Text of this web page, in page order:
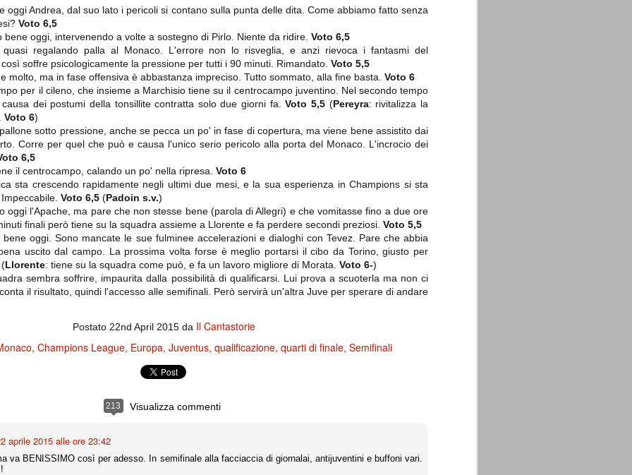
oggi Andrea, dal suo lato i pericoli si contano sulla punta delle dita. Come abbiamo fatto senza
Voto 6,5
bene oggi, intervenendo a volte a sostegno di Pirlo. Niente da ridire. Voto 6,5
regalando palla al Monaco. L'errore non lo risveglia, e anzi rievoca i fantasmi del
soffre psicologicamente la pressione per tutti i 90 minuti. Rimandato. Voto 5,5
molto, ma in fase offensiva è abbastanza impreciso. Tutto sommato, alla fine basta. Voto 6
per il cileno, che insieme a Marchisio tiene su il centrocampo juventino. Nel secondo tempo
dei postumi della tonsillite contratta solo due giorni fa.Voto 5,5 (Pereyra: rivitalizza la
Voto 6)
sotto pressione, anche se pecca un po' in fase di copertura, ma viene bene assistito dai
Corre per quel che può e causa l'unico serio pericolo alla porta del Monaco. L'incrocio dei
6,5
il centrocampo, calando un po' nella ripresa. Voto 6
sta crescendo rapidamente negli ultimi due mesi, e la sua esperienza in Champions si sta
Voto 6,5 (Padoin s.v.)
oggi l'Apache, ma pare che non stesse bene (parola di Allegri) e che vomitasse fino a due ore
finali però tiene su la squadra assieme a Llorente e fa perdere secondi preziosi. Voto 5,5
bene oggi. Sono mancate le sue fulminee accelerazioni e dialoghi con Tevez. Pare che abbia
uscito dal campo. La prossima volta forse è meglio portarsi il cibo da Torino, giusto per
. (Llorente: tiene su la squadra come può, e fa un lavoro migliore di Morata. Voto 6-)
sembra soffrire, impaurita dalla possibilità di qualificarsi. Lui prova a scuoterla ma non ci
il risultato, quindi l'accesso alle semifinali. Però servirà un'altra Juve per sperare di andare
Postato 22nd April 2015da Il Cantastorie
Champions League Europa Juventus qualificazione quarti di finale Semifinali
213 Visualizza commenti
aprile 2015 alle ore 23:42
va BENISSIMO così per adesso. In semifinale alla facciaccia di giornalai, antijuventini e buffoni vari.
qualificazione e mettendosi alle
spalle le brutte prestazioni del
campionato. Dopo un primo tempo
di sofferenza gli uomini di Allegri
hanno saputo reagire al gol
fortunoso (e non molto regolare)
segnato dagli inglesi e a portare a
casa il bottino intero.
Nonostante il gol fortunoso del
e difficile da sbrogliare.
SEP
La sentenza di
Dal sito della Corte di
Cassazione:
giurisdizione ordinaria; tra le
principali funzioni che le sono
sull'ordinamento giudiziario del 30
gennaio 1941 n. 12 (art. 65) vi è
quella di assicurare "l'esatta
osservanza e l'uniforme
interpretazione della legge, l'unità
del diritto oggettivo nazionale, il
rispetto dei limiti delle diverse
delle operazioni di calciomercato, oltre che sulle liste Uefa e serie A (e
già pubblicato un pezzo dedicato pochi giorni fa. Ricordiamo che
12 giocatori usciti nella sessione di calciomercato sono italiani, e
giocatori arrivati.
all'Olimpico. Una squadra che per i primi 75 minuti non ha
solo a 10 minuti dalla fine, dopo essere rimasta in 10 uomini.
regalato un'urna non facile alle italiane, specialmente alla Juventus,
Donetsk (Ucr), Malmoe (Sve)
Galatasaray (Tur), Astana (Kaz).